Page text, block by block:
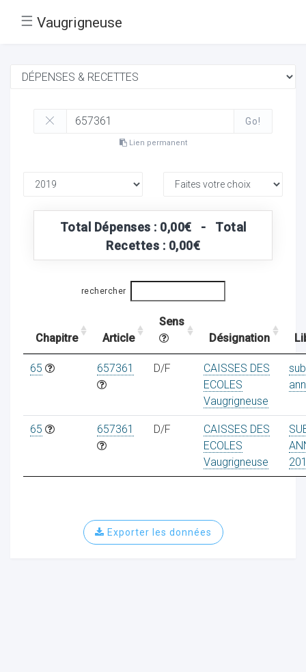
☰ Vaugrigneuse
Go!
Lien permanent
Total Dépenses : 0,00€ - Total
Recettes : 0,00€
rechercher
Chapitre Article
Sens
Désignation
65 657361 D/F
CAISSES DES
ECOLES
Vaugrigneuse
65 657361 D/F
CAISSES DES
ECOLES
Vaugrigneuse
Exporter les données